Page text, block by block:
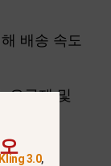
배송 속도
요금제 및
.
.
Kling 3.0,